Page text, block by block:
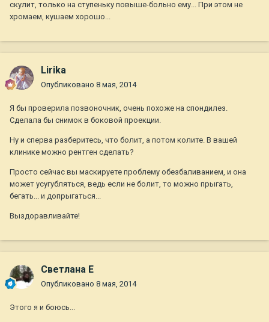
скулит, только на ступеньку повыше-больно ему... При этом не
хромаем, кушаем хорошо...
Lirika
Опубликовано 8 мая, 2014
Я бы проверила позвоночник, очень похоже на спондилез.
Сделала бы снимок в боковой проекции.
Ну и сперва разберитесь, что болит, а потом колите. В вашей
клинике можно рентген сделать?
Просто сейчас вы маскируете проблему обезбаливанием, и она
может усугубляться, ведь если не болит, то можно прыгать,
бегать... и допрыгаться...
Выздоравливайте!
Светлана Е
Опубликовано 8 мая, 2014
Этого я и боюсь...